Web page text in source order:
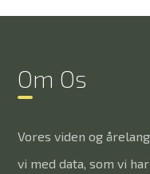
Om Os
Vores viden og
vi med data, som vi